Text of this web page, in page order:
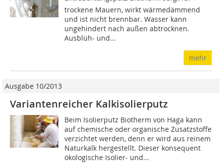
trockene Mauern, wirkt wärmedämmend
und ist nicht brennbar. Wasser kann
ungehindert nach außen abtrocknen.
Ausblüh- und...
mehr
Ausgabe 10/2013
Variantenreicher Kalkisolierputz
Beim Isolierputz Biotherm von Haga kann
auf chemische oder organische Zusatzstoffe
verzichtet werden, denn er wird aus reinem
Naturkalk hergestellt. Dieser konsequent
ökologische Isolier- und...